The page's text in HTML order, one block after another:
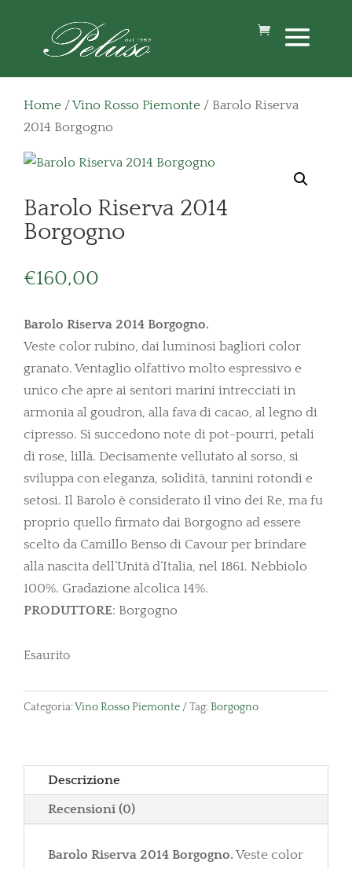
Home /Vino Rosso Piemonte / Barolo Riserva
2014 Borgogno
Barolo Riserva 2014
Borgogno
€160,00
Barolo Riserva 2014 Borgogno.
Veste color rubino, dai luminosi bagliori color
granato. Ventaglio olfattivo molto espressivo e
unico che apre ai sentori marini intrecciati in
armonia al goudron, alla fava di cacao, al legno di
cipresso. Si succedono note di pot-pourri, petali
di rose, lillà. Decisamente vellutato al sorso, si
sviluppa con eleganza, solidità, tannini rotondi e
setosi. Il Barolo è considerato il vino dei Re, ma fu
proprio quello firmato dai Borgogno ad essere
scelto da Camillo Benso di Cavour per brindare
alla nascita dell’Unità d’Italia, nel 1861. Nebbiolo
100%. Gradazione alcolica 14%.
PRODUTTORE: Borgogno
Esaurito
Categoria:Vino Rosso Piemonte Tag: Borgogno
Descrizione
Recensioni (0)
Barolo Riserva 2014 Borgogno. Veste color